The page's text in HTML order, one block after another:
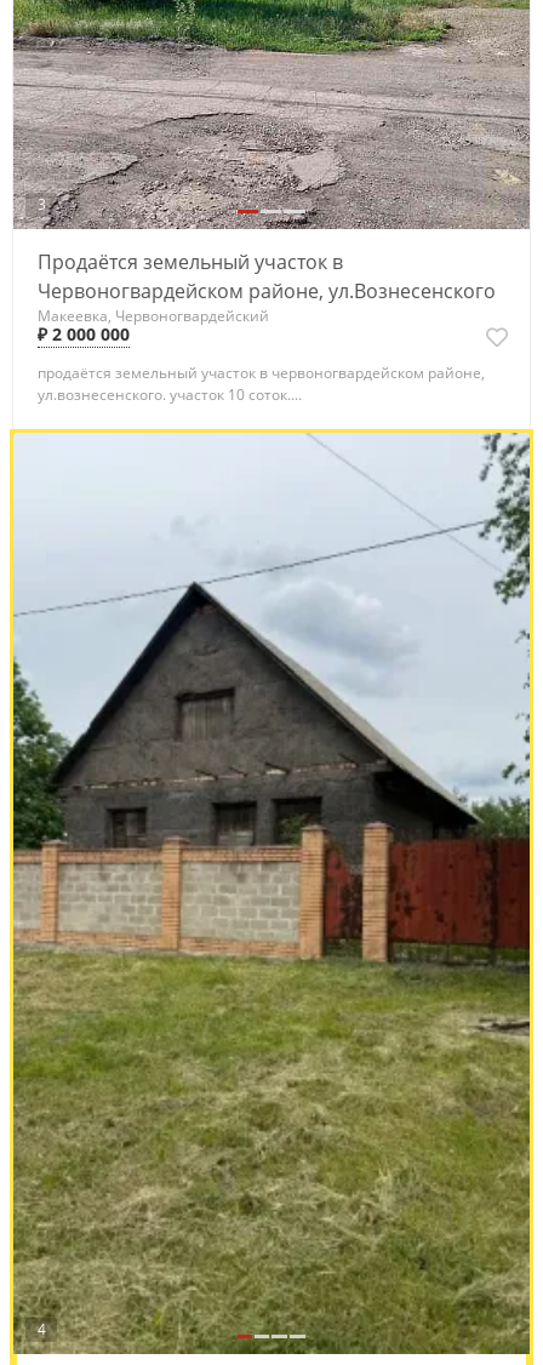
3
Продаётся земельный участок в
Червоногвардейском районе, ул.Вознесенского
Макеевка, Червоногвардейский
₽ 2 000 000
продаётся земельный участок в червоногвардейском районе,
ул.вознесенского. участок 10 соток....
4